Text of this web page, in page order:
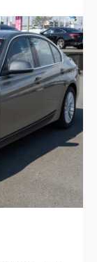
ートアクセス
【装備仕
横滑り防止装置
ー・カーナビ：
－・ETC ■ イン
・電動シー
ィスチャージ
【車検
て必要な費用
含まれていま
用車は12ヶ
ています。
【法定整
合も、お住ま
すのでご安心